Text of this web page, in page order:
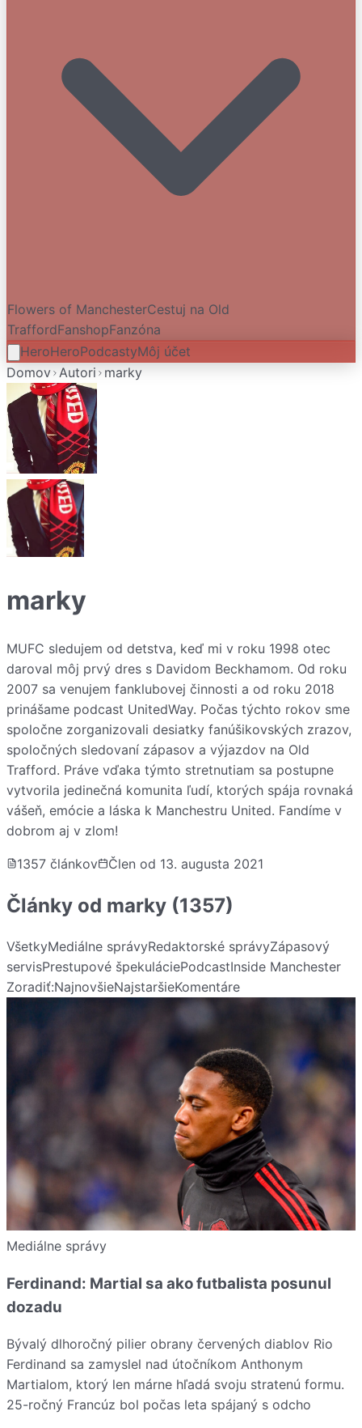
Flowers of ManchesterCestuj na Old
TraffordFanshopFanzóna
HeroHeroPodcastyMôj účet
Domov Autori marky
marky
MUFC sledujem od detstva, keď mi v roku 1998 otec
daroval môj prvý dres s Davidom Beckhamom. Od roku
2007 sa venujem fanklubovej činnosti a od roku 2018
prinášame podcast UnitedWay. Počas týchto rokov sme
spoločne zorganizovali desiatky fanúšikovských zrazov,
spoločných sledovaní zápasov a výjazdov na Old
Trafford. Práve vďaka týmto stretnutiam sa postupne
vytvorila jedinečná komunita ľudí, ktorých spája rovnaká
vášeň, emócie a láska k Manchestru United. Fandíme v
dobrom aj v zlom!
1357 článkov Člen od 13. augusta 2021
Články od marky (1357)
VšetkyMediálne správyRedaktorské správyZápasový
servisPrestupové špekuláciePodcastInside Manchester
Zoradiť:NajnovšieNajstaršieKomentáre
Mediálne správy
Ferdinand: Martial sa ako futbalista posunul
dozadu
Bývalý dlhoročný pilier obrany červených diablov Rio
Ferdinand sa zamyslel nad útočníkom Anthonym
Martialom, ktorý len márne hľadá svoju stratenú formu.
25-ročný Francúz bol počas leta spájaný s odcho